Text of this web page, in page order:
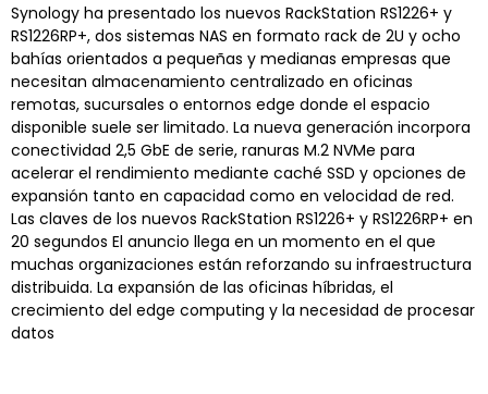
Synology ha presentado los nuevos RackStation RS1226+ y
RS1226RP+, dos sistemas NAS en formato rack de 2U y ocho
bahías orientados a pequeñas y medianas empresas que
necesitan almacenamiento centralizado en oficinas
remotas, sucursales o entornos edge donde el espacio
disponible suele ser limitado. La nueva generación incorpora
conectividad 2,5 GbE de serie, ranuras M.2 NVMe para
acelerar el rendimiento mediante caché SSD y opciones de
expansión tanto en capacidad como en velocidad de red.
Las claves de los nuevos RackStation RS1226+ y RS1226RP+ en
20 segundos El anuncio llega en un momento en el que
muchas organizaciones están reforzando su infraestructura
distribuida. La expansión de las oficinas híbridas, el
crecimiento del edge computing y la necesidad de procesar
datos